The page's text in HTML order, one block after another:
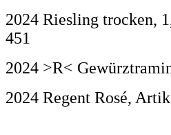
2024 Riesling trocken,
451
2024 >R<
2024 Regent Rosé,